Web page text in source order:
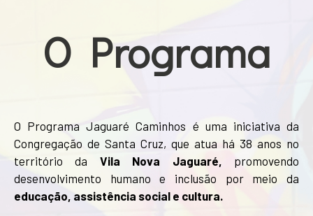
O Programa
O Programa Jaguaré Caminhos é uma iniciativa da
Congregação de Santa Cruz, que atua há 38 anos no
território da Vila Nova Jaguaré, promovendo
desenvolvimento humano e inclusão por meio da
educação, assistência social e cultura.